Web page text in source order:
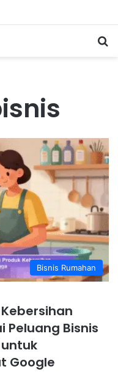
Bisnis Rumahan
Peluang Bisnis
untuk
Google